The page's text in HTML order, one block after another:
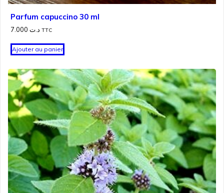
Parfum capuccino 30 ml
د.ت TTC
Ajouter au panier